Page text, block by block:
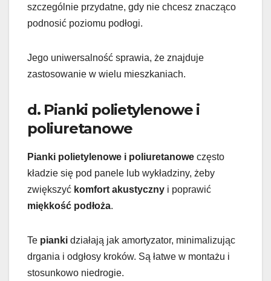
szczególnie przydatne, gdy nie chcesz znacząco
podnosić poziomu podłogi.
Jego uniwersalność sprawia, że znajduje
zastosowanie w wielu mieszkaniach.
d. Pianki polietylenowe i
poliuretanowe
Pianki polietylenowe i poliuretanowe często
kładzie się pod panele lub wykładziny, żeby
zwiększyć komfort akustyczny i poprawić
miękkość podłoża.
Te pianki działają jak amortyzator, minimalizując
drgania i odgłosy kroków. Są łatwe w montażu i
stosunkowo niedrogie.